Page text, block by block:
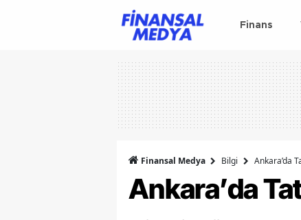
Finans
Finansal Medya Bilgi Ankara’da
Ankara’da